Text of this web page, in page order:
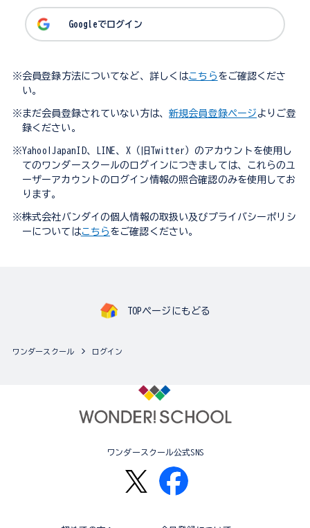
Googleでログイン
※会員登録方法についてなど、詳しくはこちら をご確認くださ
い。
※まだ会員登録されていない方は、 新規会員登録ページ よりご登
録ください。
※Yahoo!JapanID、LINE、X（旧Twitter）のアカウントを使用し
てのワンダースクールのログインにつきましては、これらのユ
ーザーアカウントのログイン情報の照合確認のみを使用してお
ります。
※株式会社バンダイの個人情報の取扱い及びプライバシーポリシ
ーについてはこちら をご確認ください。
TOPページにもどる
ワンダースクール ログイン
ワンダースクール公式SNS